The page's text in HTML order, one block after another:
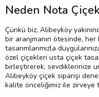
Neden Nota
Çünkü biz, Alibeyköy
bir aranjmanın ötesinde,
tasarımlarımızla
özel çiçekleri usta çiçek
birleştirerek, sevdiklerinize
Alibeyköy çiçek siparişi
kalite önceliğimiz ile zirveye